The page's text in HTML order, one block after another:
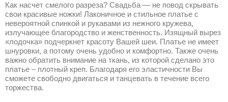
Как насчет смелого разреза? Свадьба — не повод скрывать
свои красивые ножки! Лаконичное и стильное платье с
невероятной спинкой и рукавами из нежного кружева,
излучающее благородство и женственность. Изящный вырез
«лодочка» подчеркнет красоту Вашей шеи. Платье не имеет
шнуровки, а потому очень удобно и комфортно. Также очень
важно обратить внимание на ткань, из которой сделано это
платье – плотный креп. Благодаря его эластичности Вы
сможете свободно двигаться и танцевать в течение всего
торжества.